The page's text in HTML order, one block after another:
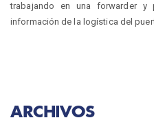
trabajando en una forwarder y
información de la logística del
ARCHIVOS